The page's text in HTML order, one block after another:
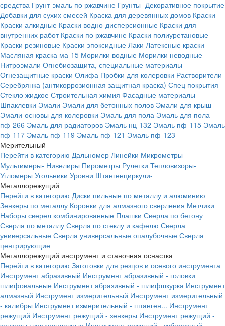
средства Грунт-эмаль по ржавчине Грунты- Декоративное покрытие
Добавки для сухих смесей Краска для деревянных домов Краски
Краски алкидные Краски водно-дисперсионные Краски для
внутренних работ Краски по ржавчине Краски полиуретановые
Краски резиновые Краски эпоксидные Лаки Латексные краски
Масляная краска ма-15 Морилки водные Морилки неводные
Нитроэмали Огнебиозащита, специальные материалы
Огнезащитные краски Олифа Пробки для колеровки Растворители
Серебрянка (антикоррозионная защитная краска) Спец покрытия
Стекло жидкое Строительная химия Фасадные материалы
Шпаклевки Эмали Эмали для бетонных полов Эмали для крыш
Эмали-основы для колеровки Эмаль для пола Эмаль для пола
пф-266 Эмаль для радиаторов Эмаль нц-132 Эмаль пф-115 Эмаль
пф-117 Эмаль пф-119 Эмаль пф-121 Эмаль пф-123
Мерительный
Перейти в категорию Дальномер Линейки Микрометры
Мультимеры- Нивелиры Пирометры Рулетки Тепловизоры-
Угломеры Угольники Уровни Штангенциркули-
Металлорежущий
Перейти в категорию Диски пильные по металлу и алюминию
Зенкеры по металлу Коронки для алмазного сверления Метчики
Наборы сверел комбинированные Плашки Сверла по бетону
Сверла по металлу Сверла по стеклу и кафелю Сверла
универсальные Сверла универсальные опалубочные Сверла
центрирующие
Металлорежущий инструмент и станочная оснастка
Перейти в категорию Заготовки для резцов и осевого инструмента
Инструмент абразивный Инструмент абразивный - головки
шлифовальные Инструмент абразивный - шлифшкурка Инструмент
алмазный Инструмент измерительный Инструмент измерительный
- калибры Инструмент измерительный - штанген... Инструмент
режущий Инструмент режущий - зенкеры Инструмент режущий -